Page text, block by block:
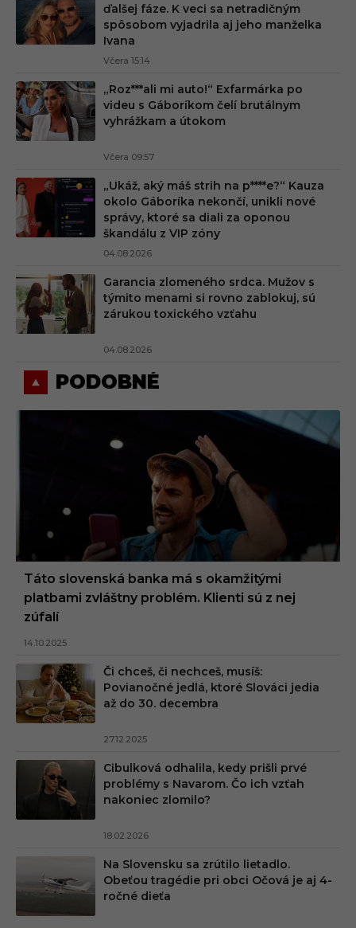
ďalšej fáze. K veci sa netradičným
spôsobom vyjadrila aj jeho manželka
Ivana
Včera 15:14
„Roz***ali mi auto!“ Exfarmárka po
videu s Gáboríkom čelí brutálnym
vyhrážkam a útokom
Včera 09:57
„Ukáž, aký máš strih na p****e?“ Kauza
okolo Gáboríka nekončí, unikli nové
správy, ktoré sa diali za oponou
škandálu z VIP zóny
04.08.2026
Garancia zlomeného srdca. Mužov s
týmito menami si rovno zablokuj, sú
zárukou toxického vzťahu
04.08.2026
PODOBNÉ
Táto slovenská banka má s okamžitými
platbami zvláštny problém. Klienti sú z nej
zúfalí
14.10.2025
Či chceš, či nechceš, musíš:
Povianočné jedlá, ktoré Slováci jedia
až do 30. decembra
27.12.2025
Cibulková odhalila, kedy prišli prvé
problémy s Navarom. Čo ich vzťah
nakoniec zlomilo?
18.02.2026
Na Slovensku sa zrútilo lietadlo.
Obeťou tragédie pri obci Očová je aj 4-
ročné dieťa